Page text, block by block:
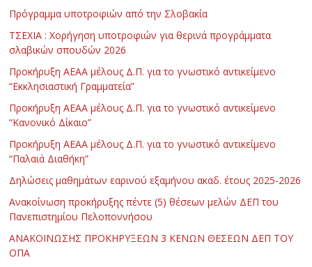
Πρόγραμμα υποτροφιών από την Σλοβακία
ΤΣΕΧΙΑ : Χορήγηση υποτροφιών για θερινά προγράμματα
σλαβικών σπουδών 2026
Προκήρυξη ΑΕΑΑ μέλους Δ.Π. για το γνωστικό αντικείμενο
“Εκκλησιαστική Γραμματεία”
Προκήρυξη ΑΕΑΑ μέλους Δ.Π. για το γνωστικό αντικείμενο
“Κανονικό Δίκαιο”
Προκήρυξη ΑΕΑΑ μέλους Δ.Π. για το γνωστικό αντικείμενο
“Παλαιά Διαθήκη”
Δηλώσεις μαθημάτων εαρινού εξαμήνου ακαδ. έτους 2025-2026
Ανακοίνωση προκήρυξης πέντε (5) θέσεων μελών ΔΕΠ του
Πανεπιστημίου Πελοποννήσου
ΑΝΑΚΟΙΝΩΣΗΣ ΠΡΟΚΗΡΥΞΕΩΝ 3 ΚΕΝΩΝ ΘΕΣΕΩΝ ΔΕΠ ΤΟΥ
ΟΠΑ